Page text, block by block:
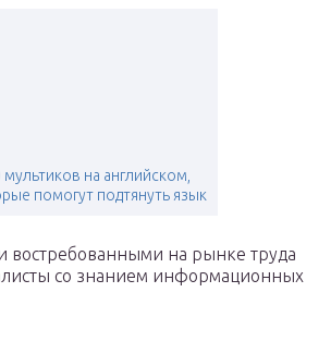
мультиков на английском,
помогут подтянуть язык
востребованными на рынке труда
со знанием информационных